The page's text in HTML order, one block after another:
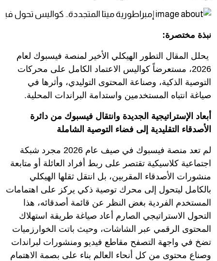
نبذة مختصرة:
يحلل المقال التطور الهيكلي الأخير لمنصة فيسبوك لعام
2026، مستعرضاً كواليس الاعتماد الكامل على محركات
التوصية الذكية، وصناعة المحتوى التوليدي، وأثرها في
صياغة انتباه المستخدمين واستدامة البراندات المحلية.
أبعاد الإستراتيجية الجديدة وانتقال فيسبوك من دائرة
الأصدقاء التقليدية إلى فضاء التوصية الشاملة
لم تعد منصة فيسبوك في صيف عام 2026 مجرد شبكة
اجتماعية كلاسيكية تقتصر على ربط أفراد العائلة أو متابعة
منشورات الأصدقاء المقربين، بل انتقل ثقلها الهيكلي
بالكامل ليتحول إلى محرك توصية ذكي يركز على اهتمامات
المستخدم الفردية بغض النظر عن قائمة أصدقائه، هذا
التحول الاستراتيجي الصارم أعاد صياغة طريقة استهلاك
المحتوى الرقمي عبر الشاشات، وحيث باتت الخوارزميات
تضخ في واجهة التصفح مقاطع فيديو ومنشورات لبراندات
وصناع محتوى من كل أنحاء العالم بناء على بصمة الاهتمام